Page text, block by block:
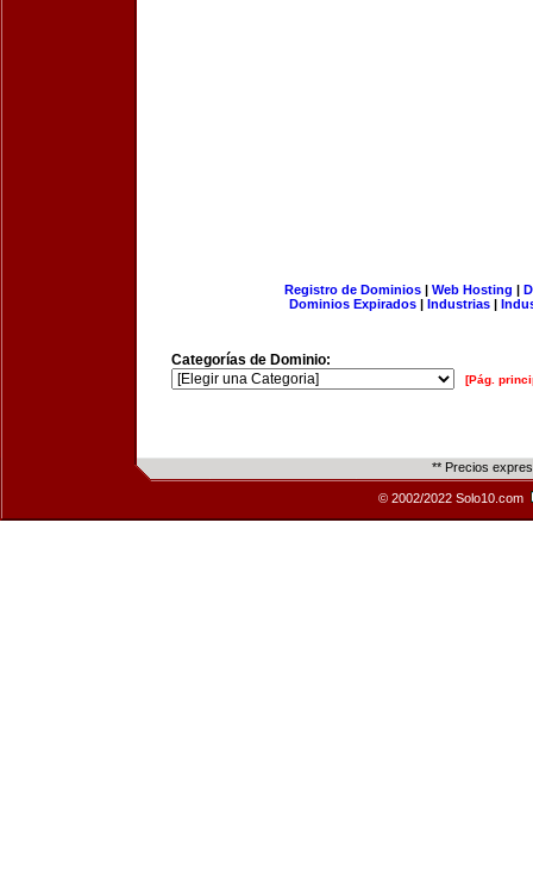
Registro de Dominios| Web Hosting |
Dominios Expirados | Industrias |
Categorías de Dominio:
[Pág.
** Precios
© 2002/2022 Solo10.com